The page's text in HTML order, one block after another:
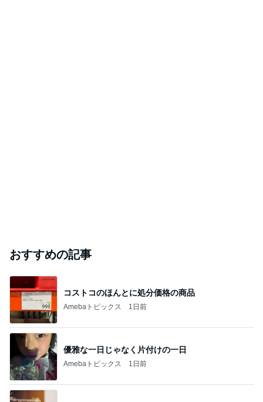
おすすめの記事
コストコのほんとに処分価格の商品
Amebaトピックス 1日前
優雅な一日じゃなく片付けの一日
Amebaトピックス 1日前